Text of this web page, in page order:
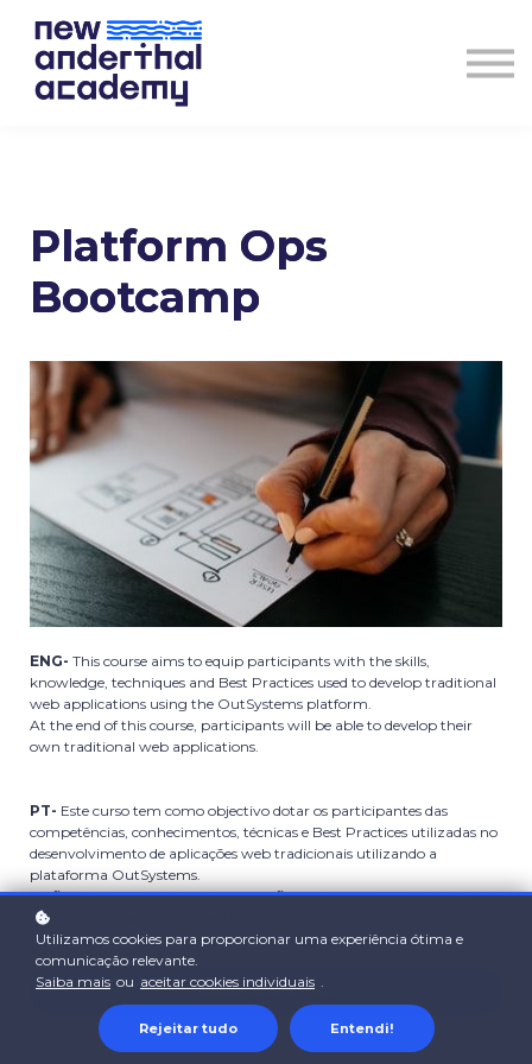
QUEM SOMOS
CONTACTOS
Platform Ops
Bootcamp
ENG- This course aims to equip participants with the skills,
knowledge, techniques and Best Practices used to develop traditional
web applications using the OutSystems platform.
At the end of this course, participants will be able to develop their
own traditional web applications.
PT- Este curso tem como objectivo dotar os participantes das
competências, conhecimentos, técnicas e Best Practices utilizadas no
desenvolvimento de aplicações web tradicionais utilizando a
plataforma OutSystems.
No final deste curso os participantes ficarão capazes de desenvolver as
suas próprias aplicações web tradicionais.
Subscrever €1,950
Utilizamos cookies para proporcionar uma experiência ótima e
comunicação relevante.
Saiba mais ou aceitar cookies individuais .
Rejeitar tudo Entendi!